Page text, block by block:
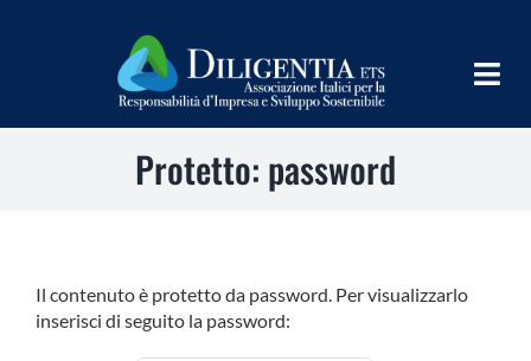
TEAMS
Protetto: password
Il contenuto è protetto da password. Per visualizzarlo
inserisci di seguito la password: